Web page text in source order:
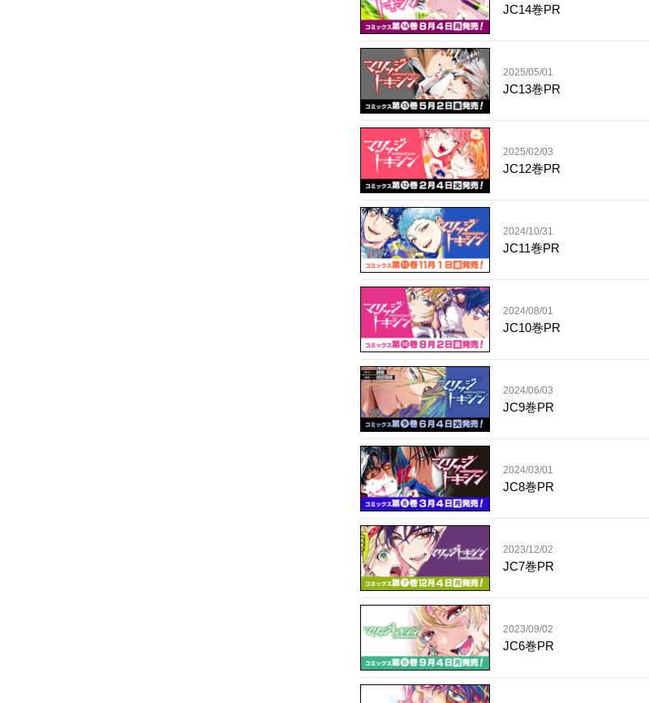
JC14巻PR
2025/05/01
JC13巻PR
2025/02/03
JC12巻PR
2024/10/31
JC11巻PR
2024/08/01
JC10巻PR
2024/06/03
JC9巻PR
2024/03/01
JC8巻PR
2023/12/02
JC7巻PR
2023/09/02
JC6巻PR